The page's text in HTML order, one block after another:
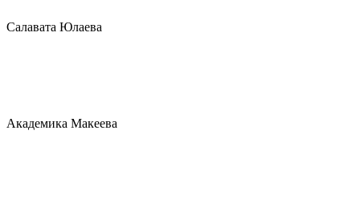
Салавата Юлаева
Академика Макеева